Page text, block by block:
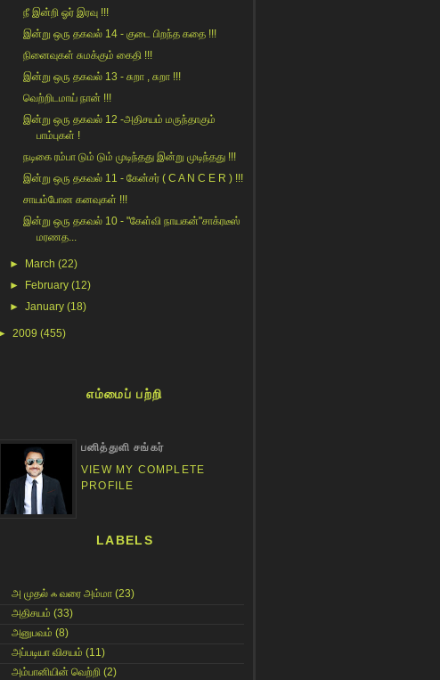
நீ இன்றி ஓர் இரவு !!!
இன்று ஒரு தகவல் 14 - குடை பிறந்த கதை !!!
நினைவுகள் சுமக்கும் கைதி !!!
இன்று ஒரு தகவல் 13 - சுறா , சுறா !!!
வெற்றிடமாய் நான் !!!
இன்று ஒரு தகவல் 12 -அதிசயம் மருந்தாகும்
பாம்புகள் !
நடிகை ரம்பா டும் டும் முடிந்தது இன்று முடிந்தது !!!
இன்று ஒரு தகவல் 11 - கேன்சர் ( C A N C E R ) !!!
சாயம்போன கனவுகள் !!!
இன்று ஒரு தகவல் 10 - "கேள்வி நாயகன்"சாக்ரடீஸ்
மரணத...
► March (22)
►
February (12)
►January (18)
2009 (455)
எம்மைப் பற்றி
பனித்துளி சங்கர்
VIEW MY COMPLETE
PROFILE
LABELS
அ முதல் ஃ வரை அம்மா (23)
அதிசயம் (33)
அனுபவம் (8)
அப்படியா விசயம் (11)
அம்பானியின் வெற்றி (2)